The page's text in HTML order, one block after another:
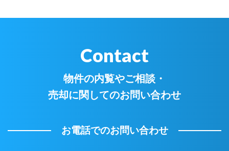
Contact
物件の内覧やご相談・
売却に関してのお問い合わせ
お電話でのお問い合わせ